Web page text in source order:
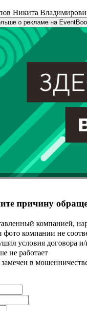
Никита
о рекламе на
причину
компанией,
компании не
условия договора
не работает
в